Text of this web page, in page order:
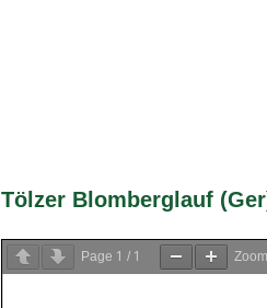
Tölzer Blomberglauf
Page 1 / 1 Zoom